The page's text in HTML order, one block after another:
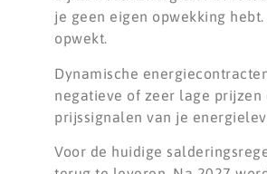
je geen eigen opwekking
opwekt.
Dynamische
negatieve of zeer lage prijzen
prijssignalen van je
Voor de huidige